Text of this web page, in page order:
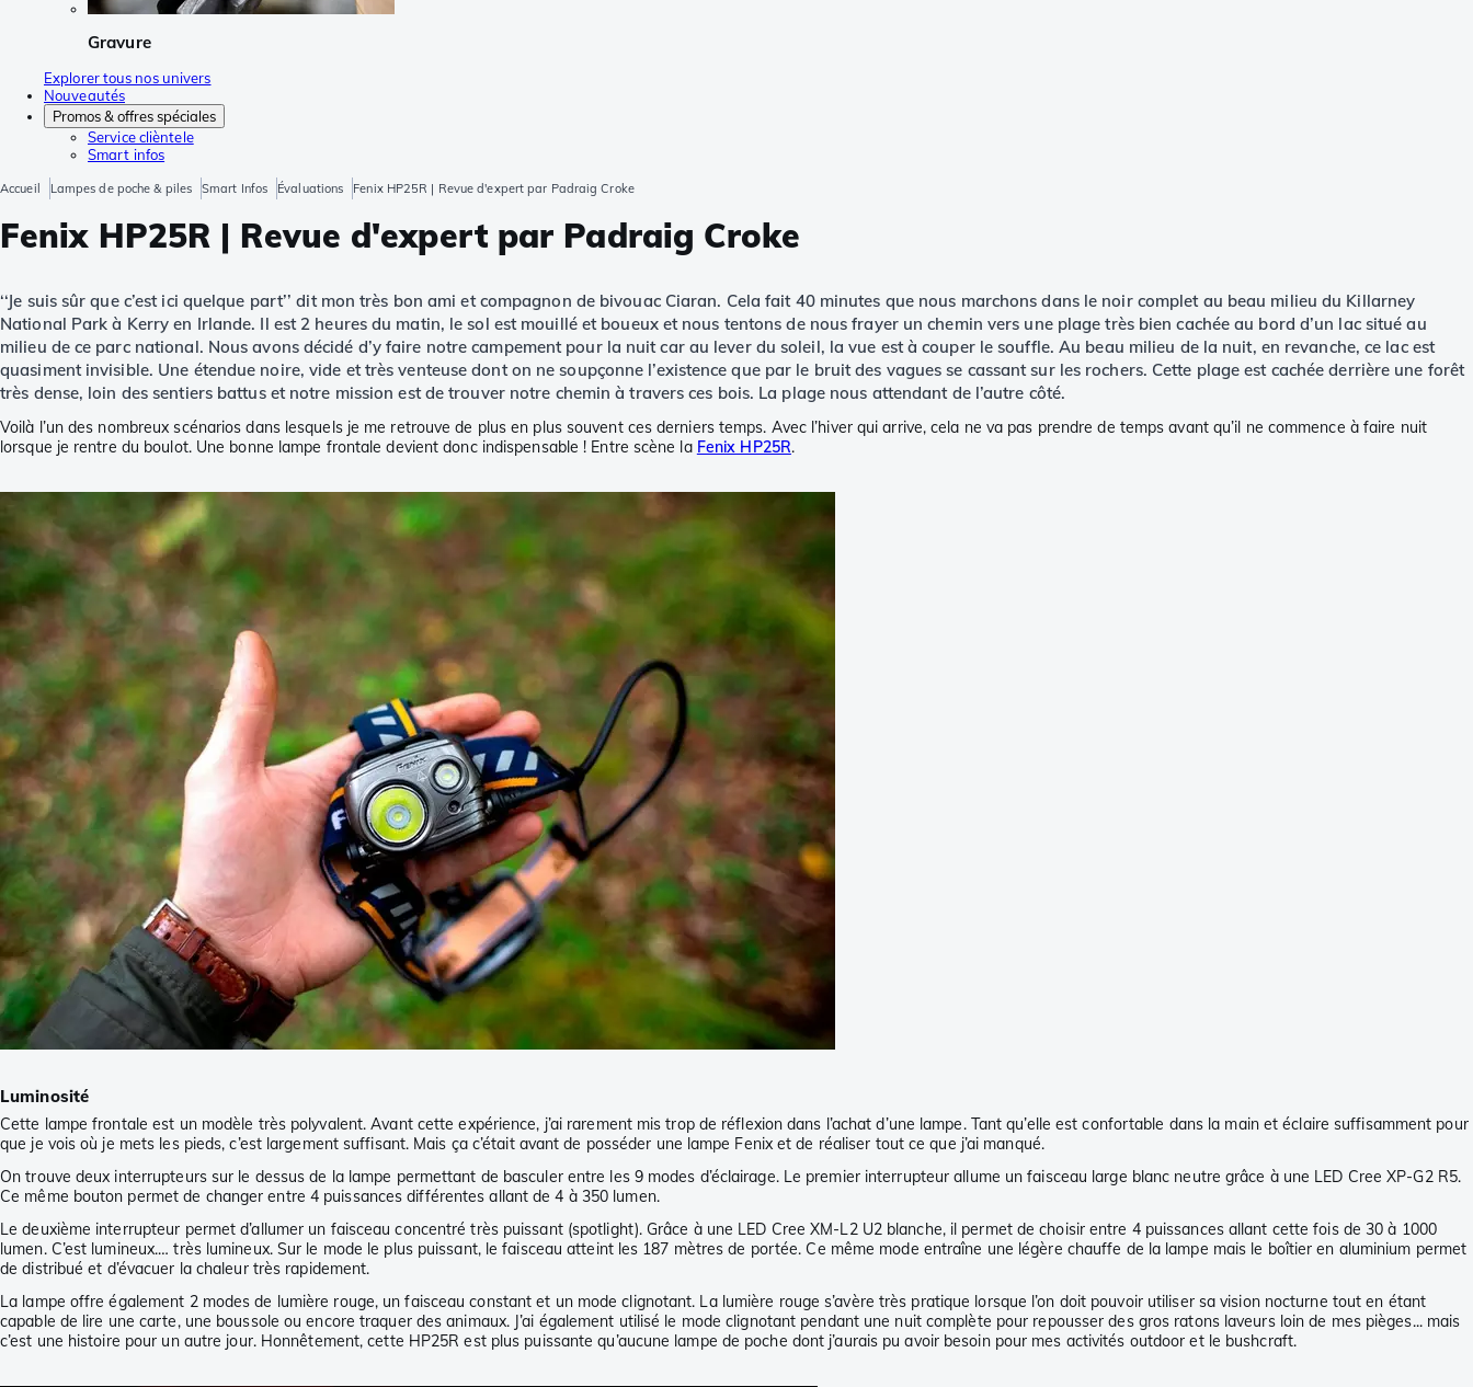
Gravure
Explorer tous nos univers
Nouveautés
Promos & offres spéciales
Service clièntele
Smart infos
Accueil Lampes de poche & piles Smart Infos Évaluations Fenix HP25R | Revue d'expert par Padraig Croke
Fenix HP25R | Revue d'expert par Padraig Croke
‘‘Je suis sûr que c’est ici quelque part’’ dit mon très bon ami et compagnon de bivouac Ciaran. Cela fait 40 minutes que nous marchons dans le noir complet au beau milieu du Killarney
National Park à Kerry en Irlande. Il est 2 heures du matin, le sol est mouillé et boueux et nous tentons de nous frayer un chemin vers une plage très bien cachée au bord d’un lac situé au
milieu de ce parc national. Nous avons décidé d’y faire notre campement pour la nuit car au lever du soleil, la vue est à couper le souffle. Au beau milieu de la nuit, en revanche, ce lac est
quasiment invisible. Une étendue noire, vide et très venteuse dont on ne soupçonne l’existence que par le bruit des vagues se cassant sur les rochers. Cette plage est cachée derrière une forêt
très dense, loin des sentiers battus et notre mission est de trouver notre chemin à travers ces bois. La plage nous attendant de l’autre côté.
Voilà l’un des nombreux scénarios dans lesquels je me retrouve de plus en plus souvent ces derniers temps. Avec l’hiver qui arrive, cela ne va pas prendre de temps avant qu’il ne commence à faire nuit
lorsque je rentre du boulot. Une bonne lampe frontale devient donc indispensable ! Entre scène la Fenix HP25R.
Luminosité
Cette lampe frontale est un modèle très polyvalent. Avant cette expérience, j’ai rarement mis trop de réflexion dans l’achat d’une lampe. Tant qu’elle est confortable dans la main et éclaire suffisamment pour
que je vois où je mets les pieds, c’est largement suffisant. Mais ça c’était avant de posséder une lampe Fenix et de réaliser tout ce que j’ai manqué.
On trouve deux interrupteurs sur le dessus de la lampe permettant de basculer entre les 9 modes d’éclairage. Le premier interrupteur allume un faisceau large blanc neutre grâce à une LED Cree XP-G2 R5.
Ce même bouton permet de changer entre 4 puissances différentes allant de 4 à 350 lumen.
Le deuxième interrupteur permet d’allumer un faisceau concentré très puissant (spotlight). Grâce à une LED Cree XM-L2 U2 blanche, il permet de choisir entre 4 puissances allant cette fois de 30 à 1000
lumen. C’est lumineux.… très lumineux. Sur le mode le plus puissant, le faisceau atteint les 187 mètres de portée. Ce même mode entraîne une légère chauffe de la lampe mais le boîtier en aluminium permet
de distribué et d’évacuer la chaleur très rapidement.
La lampe offre également 2 modes de lumière rouge, un faisceau constant et un mode clignotant. La lumière rouge s’avère très pratique lorsque l’on doit pouvoir utiliser sa vision nocturne tout en étant
capable de lire une carte, une boussole ou encore traquer des animaux. J’ai également utilisé le mode clignotant pendant une nuit complète pour repousser des gros ratons laveurs loin de mes pièges... mais
c’est une histoire pour un autre jour. Honnêtement, cette HP25R est plus puissante qu’aucune lampe de poche dont j’aurais pu avoir besoin pour mes activités outdoor et le bushcraft.